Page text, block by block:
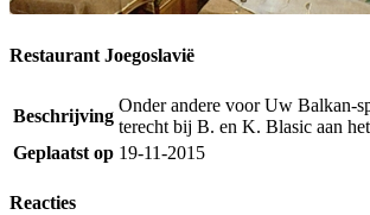
Restaurant Joegoslavië
Beschrijving
Onder andere voor Uw Balkan-
terecht bij B. en K. Blasic aan
Geplaatst op 19-11-2015
Reacties